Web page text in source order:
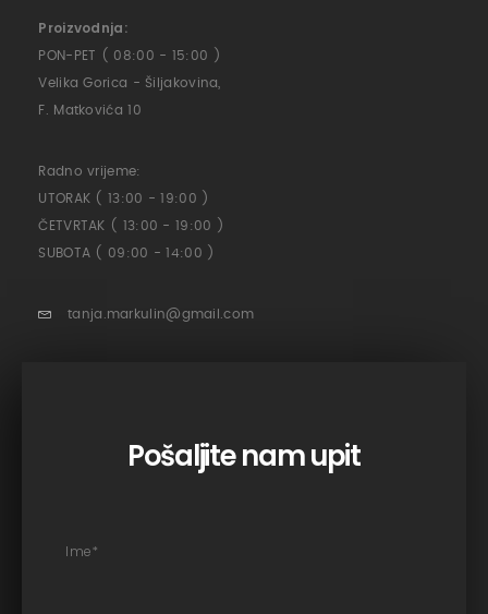
Proizvodnja:
PON-PET ( 08:00 - 15:00 )
Velika Gorica - Šiljakovina,
F. Matkovića 10
Radno vrijeme:
UTORAK ( 13:00 - 19:00 )
ČETVRTAK ( 13:00 - 19:00 )
SUBOTA ( 09:00 - 14:00 )
tanja.markulin@gmail.com
Pošaljite nam upit
Ime*